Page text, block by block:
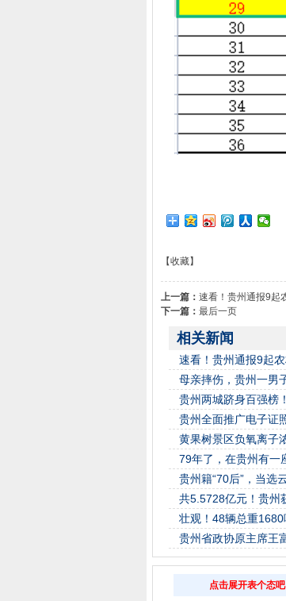
【收藏】
上一篇： 速看！贵州通报9起
下一篇： 最后一页
相关新闻
速看！贵州通报9起
母亲摔伤，贵州一男
贵州两城跻身百强榜
贵州全面推广电子证
黄果树景区负氧离子
79年了，在贵州有
贵州籍“70后”，当选
共5.5728亿元！贵州
壮观！48辆总重
贵州省政协原主席王
点击展开表个态